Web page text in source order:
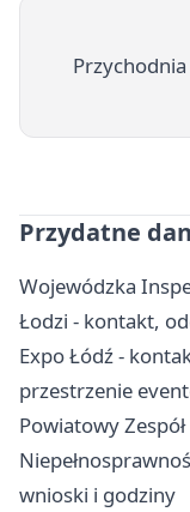
Przydatne
Wojewódzka
Łodzi - kontakt,
Expo Łódź -
przestrzenie
Powiatowy
wnioski i godziny